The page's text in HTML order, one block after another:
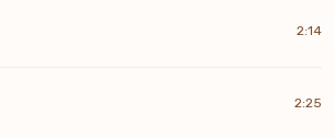
2:14
2:25